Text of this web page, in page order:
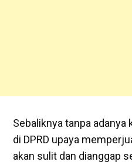
Sebaliknya tanpa
di DPRD upaya
akan sulit dan dianggap